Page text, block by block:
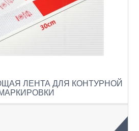
ЛЕНТА ДЛЯ КОНТУРНОЙ